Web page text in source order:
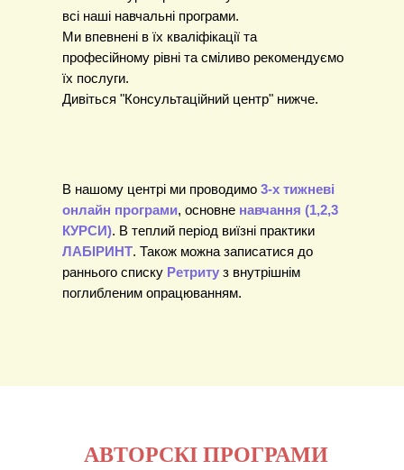
всі наші навчальні програми.
Ми впевнені в їх кваліфікації та
професійному рівні та сміливо рекомендуємо
їх послуги.
Дивіться "Консультаційний центр" нижче.
В нашому центрі ми проводимо 3-х тижневі
онлайн програми, основне навчання (1,2,3
КУРСИ). В теплий період виїзні практики
ЛАБІРИНТ. Також можна записатися до
раннього списку Ретриту з внутрішнім
поглибленим опрацюванням.
АВТОРСКІ ПРОГРАМИ